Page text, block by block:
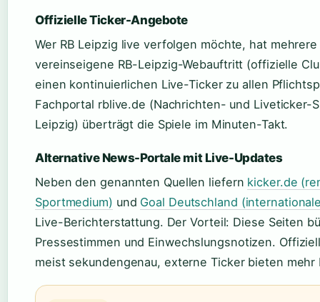
Offizielle Ticker-Angebote
Wer RB Leipzig live verfolgen möchte, hat
vereinseigene RB-Leipzig-Webauftritt (offizielle
einen kontinuierlichen Live-Ticker zu allen
Fachportal rblive.de (Nachrichten- und Liveticker-
Leipzig) überträgt die Spiele im Minuten-Takt.
Alternative News-Portale mit Live-Updates
Neben den genannten Quellen liefern kicker.de
Sportmedium) und Goal Deutschland
Live-Berichterstattung. Der Vorteil: Diese Seiten
Pressestimmen und Einwechslungsnotizen.
meist sekundengenau, externe Ticker bieten mehr